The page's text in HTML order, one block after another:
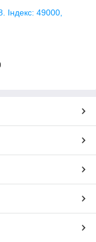
Індекс: 49000,